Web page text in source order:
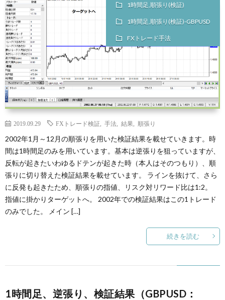
1時間足,順張り(検証)
1時間足,順張り(検証)-GBPUSD
FXトレード手法
2019.09.29 FXトレード検証 手法 結果 順張り
2002年1月～12月の順張りを用いた検証結果を載せていきます。時
間は1時間足のみを用いています。基本は逆張りを狙っていますが、
反転が起きたいわゆるドテンが起きた時（本人はそのつもり）、順
張りに切り替えた検証結果を載せています。 ラインを抜けて、さら
に反発も起きたため、順張りの指値、リスク対リワード比は1:2。
指値に掛かりターゲットへ。 2002年での検証結果はこの1トレード
のみでした。 メイン […]
続きを読む
1時間足、逆張り、検証結果（GBPUSD：